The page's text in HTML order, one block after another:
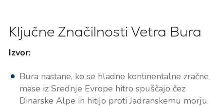
Ključne Značilnosti Vetra Bura
Izvor:
Bura nastane, ko se hladne kontinentalne zračne
mase iz Srednje Evrope hitro spuščajo čez
Dinarske Alpe in hitijo proti Jadranskemu morju.